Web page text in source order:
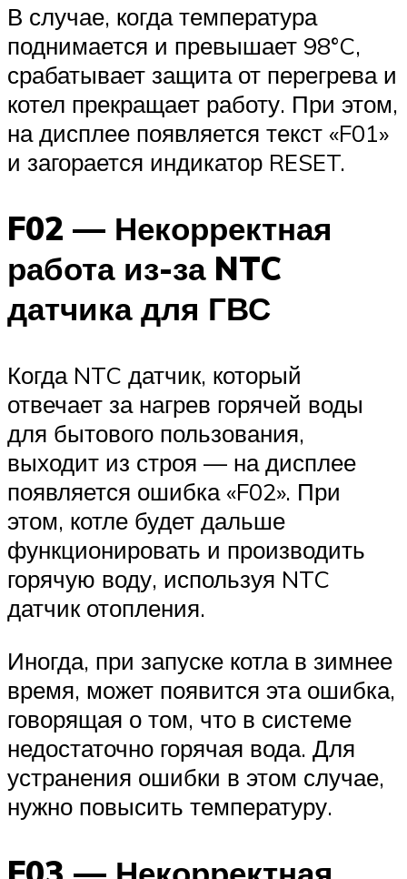
В случае, когда температура
поднимается и превышает 98°C,
срабатывает защита от перегрева и
котел прекращает работу. При этом,
на дисплее появляется текст «F01»
и загорается индикатор RESET.
F02 — Некорректная
работа из-за NTC
датчика для ГВС
Когда NTC датчик, который
отвечает за нагрев горячей воды
для бытового пользования,
выходит из строя — на дисплее
появляется ошибка «F02». При
этом, котле будет дальше
функционировать и производить
горячую воду, используя NTC
датчик отопления.
Иногда, при запуске котла в зимнее
время, может появится эта ошибка,
говорящая о том, что в системе
недостаточно горячая вода. Для
устранения ошибки в этом случае,
нужно повысить температуру.